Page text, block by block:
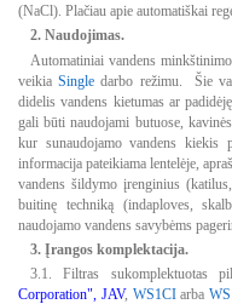
(NaCl). Plačiau apie automatiškai
2. Naudojimas.
Automatiniai vandens
veikiaSingledarbo režimu. Šie
didelis vandens kietumas ar
gali būti naudojami butuose,
kur sunaudojamo vandens kiekis
informacija pateikiama lentelėje,
vandens šildymo įrenginius
buitinę techniką (indaploves,
naudojamo vandens savybėms
3. Įrangos komplektacija.
3.1. Filtras sukomplektuotas
Corporation", JAV, WS1CIarba